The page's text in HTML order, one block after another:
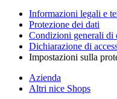
Informazioni legali e
Protezione dei dati
Condizioni generali di
Dichiarazione di
Impostazioni sulla
Azienda
Altri nice Shops